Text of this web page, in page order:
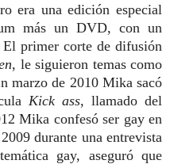
era una edición especial
más un DVD, con un
primer corte de difusión
, le siguieron temas como
marzo de 2010 Mika sacó
Kick ass, llamado del
Mika confesó ser gay en
durante una entrevista
gay, aseguró que